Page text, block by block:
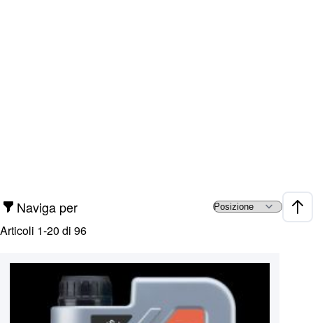
Naviga per
Articoli 1-20 di 96